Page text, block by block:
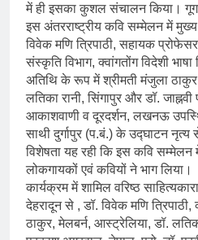
में ही इसका कुशल संचालन किया।
इस अंतरराष्ट्रीय कवि सम्मेलन में
विवेक मणि त्रिपाठी, सहायक प्रोफेसर,
संस्कृति विभाग, क्वांगतोंग विदेशी भाषा
अतिथि के रूप में श्रीमती मंजुला
लतिका रानी, सिंगापुर और डॉ.
आकाशवाणी व दूरदर्शन, लखनऊ
साथी दुर्गापुर (प.बं.) के उद्घाटन
विशेषता यह रही कि इस कवि
लोकगायकों एवं कवियों ने भाग लिया।
कार्यक्रम में शामिल वरिष्ठ
देहरादून से , डॉ. विवेक मणि त्रिपाठी,
ठाकुर, मेलबर्न, आस्ट्रेलिया, डॉ.